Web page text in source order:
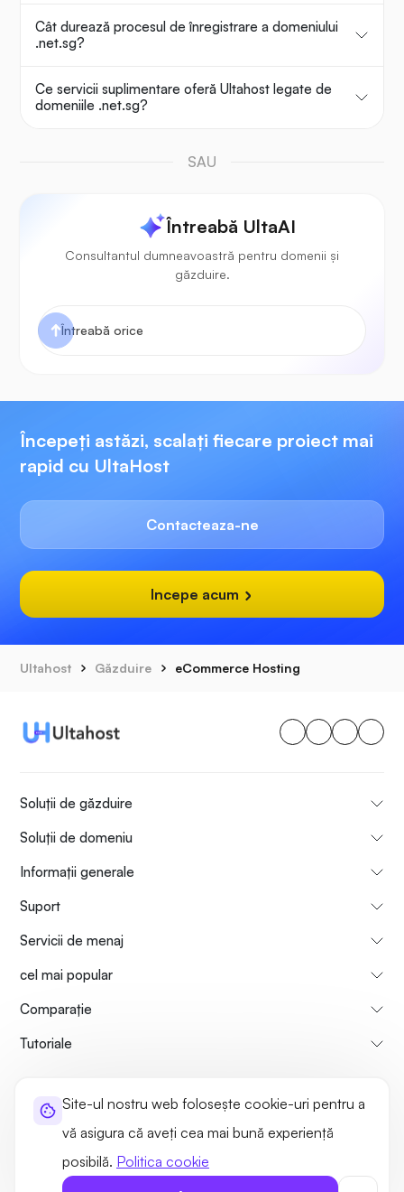
Site-ul nostru web folosește cookie-uri pentru a
vă asigura că aveți cea mai bună experiență
posibilă. Politica cookie
Cât durează procesul de înregistrare a domeniului
.net.sg?
Ce servicii suplimentare oferă Ultahost legate de
domeniile .net.sg?
SAU
Întreabă UltaAI
Consultantul dumneavoastră pentru domenii și
găzduire.
Începeți astăzi, scalați fiecare proiect mai
rapid cu UltaHost
Contacteaza-ne
Incepe acum
Ultahost Găzduire eCommerce Hosting
Soluții de găzduire
Soluții de domeniu
Informații generale
Suport
Servicii de menaj
cel mai popular
Comparaţie
Tutoriale
Informații despre noiPolitica de rambursare a plăților
Termeni de utilizare
Harta site-ului